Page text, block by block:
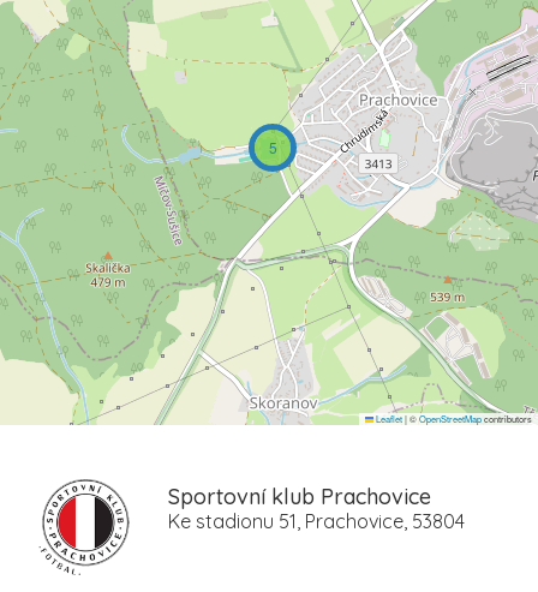
5
Leaflet|©OpenStreetMapcontributors
Sportovní klub Prachovice
Ke stadionu 51, Prachovice, 53804